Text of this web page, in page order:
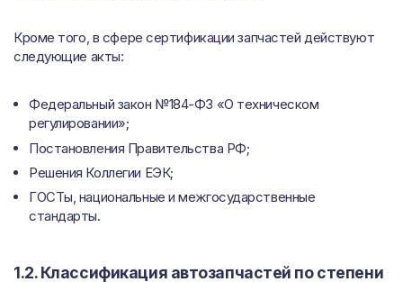
Кроме того, в сфере сертификации запчастей действуют
следующие акты:
Федеральный закон №184-ФЗ «О техническом
регулировании»;
Постановления Правительства РФ;
Решения Коллегии ЕЭК;
ГОСТы, национальные и межгосударственные
стандарты.
1.2. Классификация автозапчастей по степени